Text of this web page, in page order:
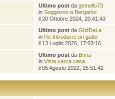
Ultimo post dagemello73
inSoggiorno a Bergamo
il 20 Ottobre 2024, 20:41:43
Ultimo post daGIidDaLa
in Re:Introdurre un gatto
il 13 Luglio 2026, 17:03:16
Ultimo post da Brina
inVista cerca casa
il 05 Agosto 2022, 15:51:42